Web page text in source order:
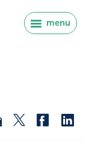
menu